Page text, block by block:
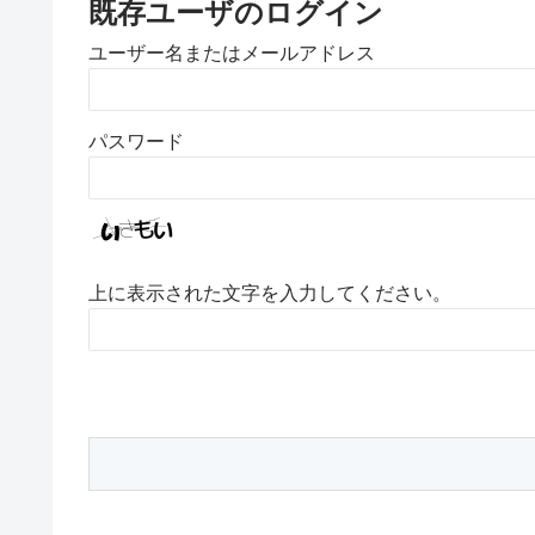
既存ユーザのログイン
ユーザー名またはメールアドレス
パスワード
上に表示された文字を入力してください。